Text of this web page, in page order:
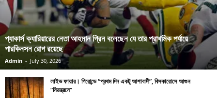
প্যাকার্স ক্যারিয়ারের নেতা আহমান গ্রিন বলেছেন যে তার প্রাথমিক পর্যায়ে
পারকিনসন রোগ রয়েছে
Admin - July 30, 2026
লাইভ ফায়ার। গিরোন্ডে “প্রথম দিন একটু আশাবাদী”, বিসকারোসে আগুন
“নিয়ন্ত্রনে”